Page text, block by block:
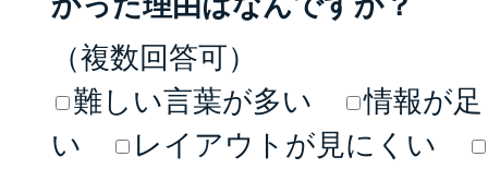
（複数回答可）
難しい言葉が多い
情報が
い
レイアウトが見にくい